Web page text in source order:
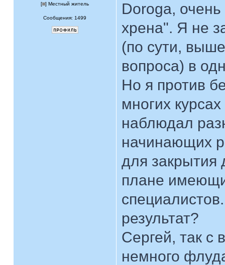
[ ] Местный житель
Сообщения: 1499
Doroga,
хрена". Я не
(по сути,
вопроса) в
Но я против
многих
наблюдал
начинающих
для закрытия
плане
результат?
Сергей, так
немного